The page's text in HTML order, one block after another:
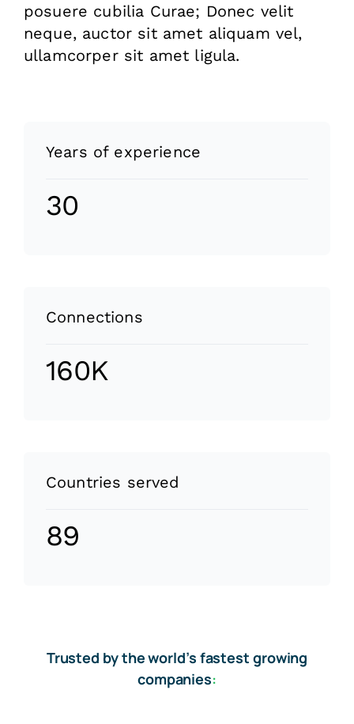
posuere cubilia Curae; Donec velit
neque, auctor sit amet aliquam vel,
ullamcorper sit amet ligula.
Years of experience
30
Connections
160K
Countries served
89
Trusted by the world’s fastest growing
companies: